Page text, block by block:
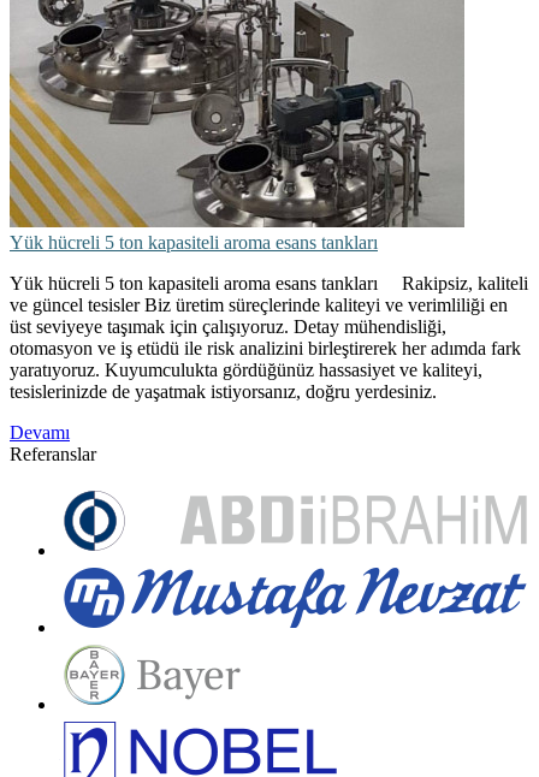
Yük hücreli 5 ton kapasiteli aroma esans tankları
Yük hücreli 5 ton kapasiteli aroma esans tankları Rakipsiz, kaliteli
ve güncel tesisler Biz üretim süreçlerinde kaliteyi ve verimliliği en
üst seviyeye taşımak için çalışıyoruz. Detay mühendisliği,
otomasyon ve iş etüdü ile risk analizini birleştirerek her adımda fark
yaratıyoruz. Kuyumculukta gördüğünüz hassasiyet ve kaliteyi,
tesislerinizde de yaşatmak istiyorsanız, doğru yerdesiniz.
Devamı
Referanslar